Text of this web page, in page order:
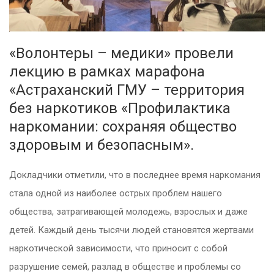
«Волонтеры – медики» провели
лекцию в рамках марафона
«Астраханский ГМУ – территория
без наркотиков «Профилактика
наркомании: сохраняя общество
здоровым и безопасным».
Докладчики отметили, что в последнее время наркомания
стала одной из наиболее острых проблем нашего
общества, затрагивающей молодежь, взрослых и даже
детей. Каждый день тысячи людей становятся жертвами
наркотической зависимости, что приносит с собой
разрушение семей, разлад в обществе и проблемы со